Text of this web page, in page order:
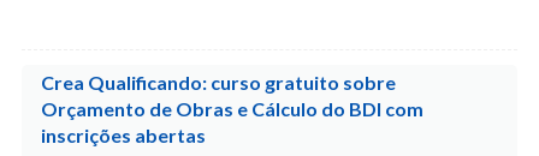
Crea Qualificando: curso gratuito sobre
Orçamento de Obras e Cálculo do BDI com
inscrições abertas